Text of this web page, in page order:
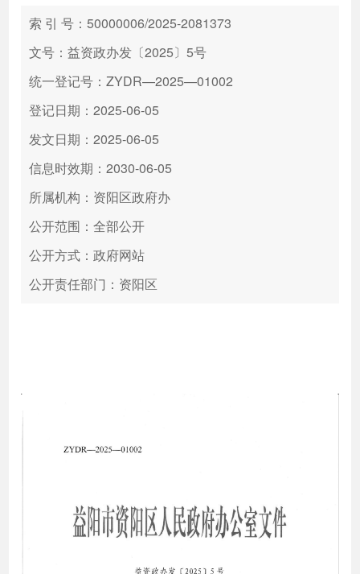
高效办成一件事
索 引 号：50000006/2025-2081373
文号：益资政办发〔2025〕5号
统一登记号：ZYDR—2025—01002
登记日期：2025-06-05
发文日期：2025-06-05
信息时效期：2030-06-05
所属机构：资阳区政府办
公开范围：全部公开
公开方式：政府网站
公开责任部门：资阳区